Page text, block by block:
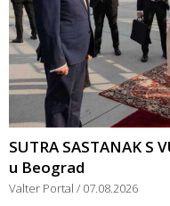
SUTRA SASTANAK S
u Beograd
Valter Portal 07.08.2026